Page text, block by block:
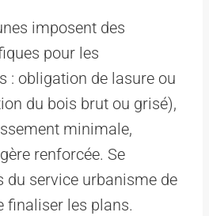
imposent des
pour les
: obligation de lasure ou
du bois brut ou grisé),
minimale,
renforcée. Se
du service urbanisme de
finaliser les plans.